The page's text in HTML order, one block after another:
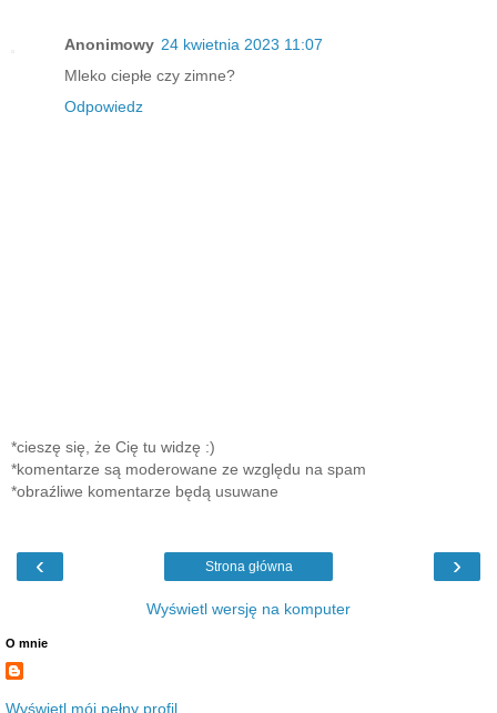
Anonimowy 24 kwietnia 2023 11:07
Mleko ciepłe czy zimne?
Odpowiedz
*cieszę się, że Cię tu widzę :)
*komentarze są moderowane ze względu na spam
*obraźliwe komentarze będą usuwane
‹ ›
Strona główna
Wyświetl wersję na komputer
O mnie
Wyświetl mój pełny profil